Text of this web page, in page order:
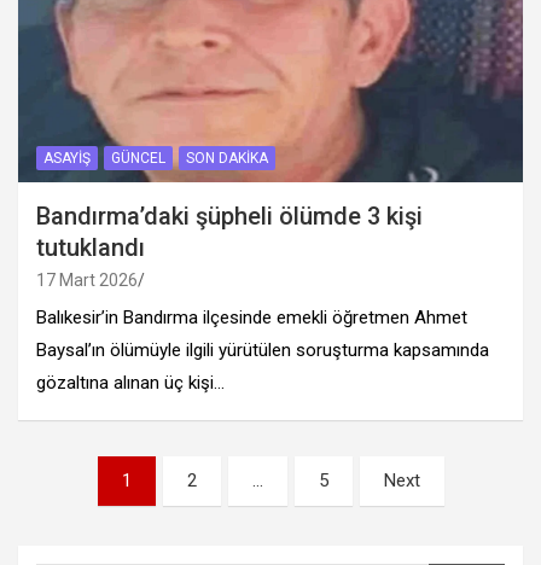
ASAYIŞ GÜNCEL SON DAKIKA
Bandırma’daki şüpheli ölümde 3 kişi
tutuklandı
17 Mart 2026
Balıkesir’in Bandırma ilçesinde emekli öğretmen Ahmet
Baysal’ın ölümüyle ilgili yürütülen soruşturma kapsamında
gözaltına alınan üç kişi…
sayfalandırması
1 2 5 Next